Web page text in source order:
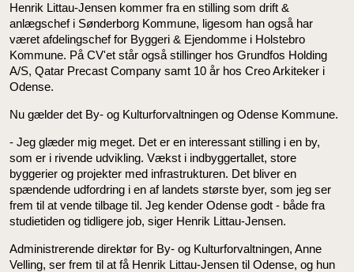
Henrik Littau-Jensen kommer fra en stilling som drift &
anlægschef i Sønderborg Kommune, ligesom han også har
været afdelingschef for Byggeri & Ejendomme i Holstebro
Kommune. På CV'et står også stillinger hos Grundfos Holding
A/S, Qatar Precast Company samt 10 år hos Creo Arkiteker i
Odense.
Nu gælder det By- og Kulturforvaltningen og Odense Kommune.
- Jeg glæder mig meget. Det er en interessant stilling i en by,
som er i rivende udvikling. Vækst i indbyggertallet, store
byggerier og projekter med infrastrukturen. Det bliver en
spændende udfordring i en af landets største byer, som jeg ser
frem til at vende tilbage til. Jeg kender Odense godt - både fra
studietiden og tidligere job, siger Henrik Littau-Jensen.
Administrerende direktør for By- og Kulturforvaltningen, Anne
Velling, ser frem til at få Henrik Littau-Jensen til Odense, og hun